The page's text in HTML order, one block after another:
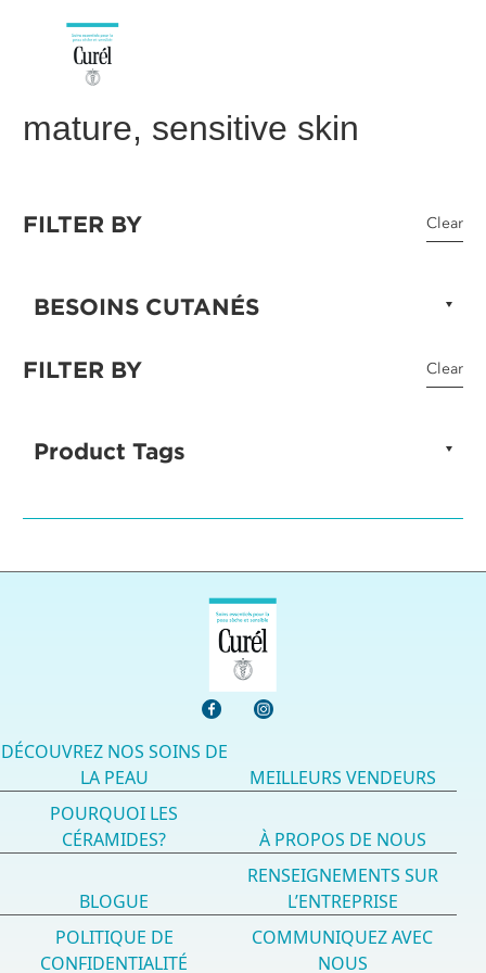
mature, sensitive skin
FILTER BY Clear
Product Tags
FILTER BY Clear
BESOINS CUTANÉS
DÉCOUVREZ NOS SOINS DE
LA PEAU
MEILLEURS VENDEURS
POURQUOI LES
CÉRAMIDES?
À PROPOS DE NOUS
BLOGUE
RENSEIGNEMENTS SUR
L’ENTREPRISE
POLITIQUE DE
CONFIDENTIALITÉ
COMMUNIQUEZ AVEC
NOUS